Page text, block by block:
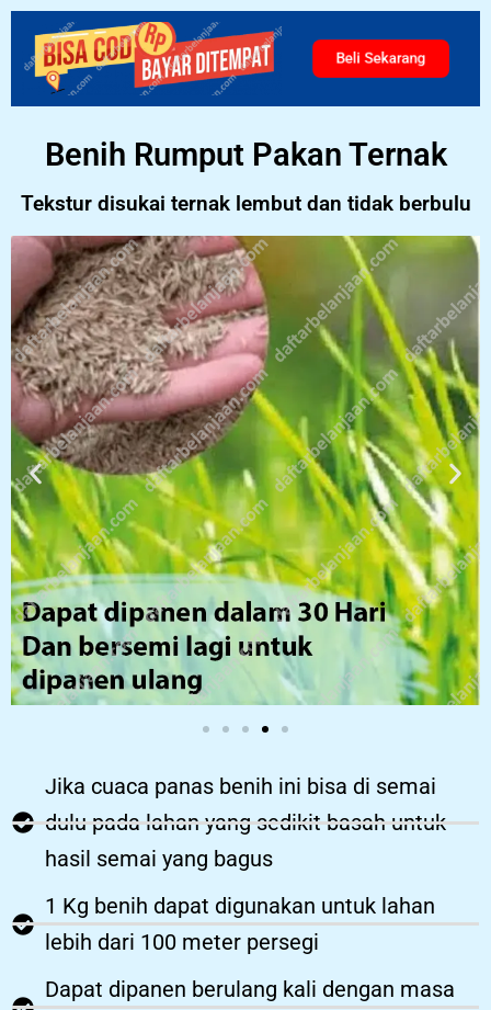
Beli Sekarang
Benih Rumput Pakan Ternak
Tekstur disukai ternak lembut dan tidak berbulu
Jika cuaca panas benih ini bisa di semai
dulu pada lahan yang sedikit basah untuk
hasil semai yang bagus
1 Kg benih dapat digunakan untuk lahan
lebih dari 100 meter persegi
Dapat dipanen berulang kali dengan masa